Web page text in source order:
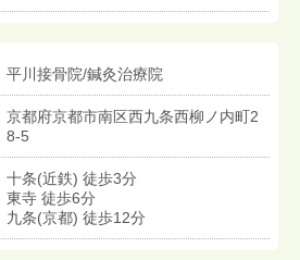
平川接骨院/鍼灸治療院
京都府京都市南区西九条西柳ノ内町2
8-5
十条(近鉄) 徒歩3分
東寺 徒歩6分
九条(京都) 徒歩12分